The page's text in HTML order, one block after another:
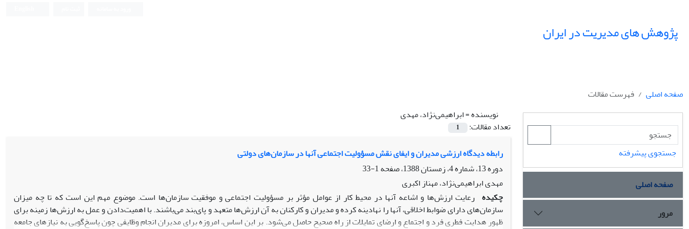
پژوهش های مدیریت در ایران
صفحه اصلی
فهرست مقالات
نویسنده =ابراهیمی‌نژاد‏، مهدی
تعداد مقالات:
1
رابطه دیدگاه ارزشی مدیران و ایفای نقش مسؤولیت اجتماعی آنها در سازمان‌های دولتی
دوره 13، شماره 4، زمستان 1388، صفحه
1-33
مهدی ابراهیمی‌نژاد‏، مهناز اکبری
چکیده رعایت ارزش‌‌ها و اشاعه آنها در محیط کار از عوامل مؤثر بر مسؤولیت اجتماعی و موفقیت سازمان‌‌ها است. موضوع مهم این است که تا چه میزان
سازمان‌های دارای ضوابط اخلاقی، آنها را نهادینه کرده و مدیران و کارکنان به آن ارزش‌‌ها متعهد و پای‌بند می‌باشند. با اهمیت‌دادن و عمل به ارزش‌‌ها زمینه برای
ظهور هدایت فطری فرد و اجتماع و ارضای تمایلات از راه صحیح حاصل می‌شود. بر این اساس، امروزه برای مدیران انجام وظایفی چون پاسخ‌گویی به نیازهای جامعه
جستجوی پیشرفته
صفحه اصلی
مرور